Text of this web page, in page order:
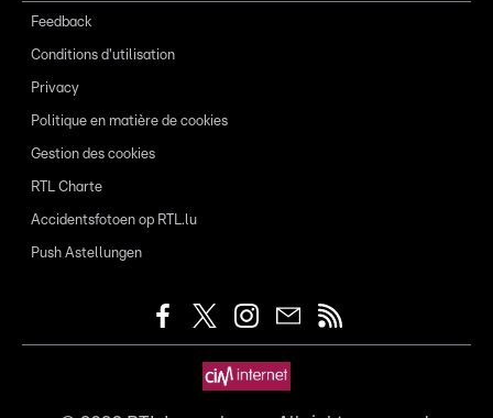
Feedback
Conditions d'utilisation
Privacy
Politique en matière de cookies
Gestion des cookies
RTL Charte
Accidentsfotoen op RTL.lu
Push Astellungen